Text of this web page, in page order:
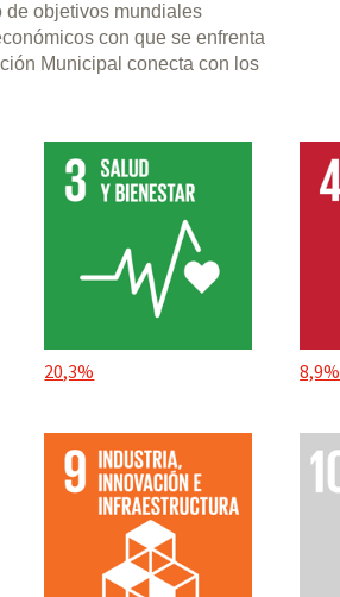
de objetivos mundiales
con que se enfrenta
Municipal conecta con los
20,3% 8,9%